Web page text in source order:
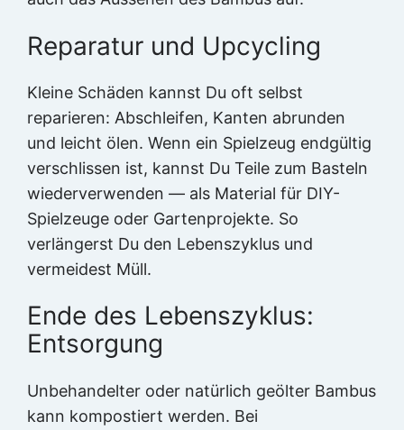
Reparatur und Upcycling
Kleine Schäden kannst Du oft selbst
reparieren: Abschleifen, Kanten abrunden
und leicht ölen. Wenn ein Spielzeug endgültig
verschlissen ist, kannst Du Teile zum Basteln
wiederverwenden — als Material für DIY-
Spielzeuge oder Gartenprojekte. So
verlängerst Du den Lebenszyklus und
vermeidest Müll.
Ende des Lebenszyklus:
Entsorgung
Unbehandelter oder natürlich geölter Bambus
kann kompostiert werden. Bei